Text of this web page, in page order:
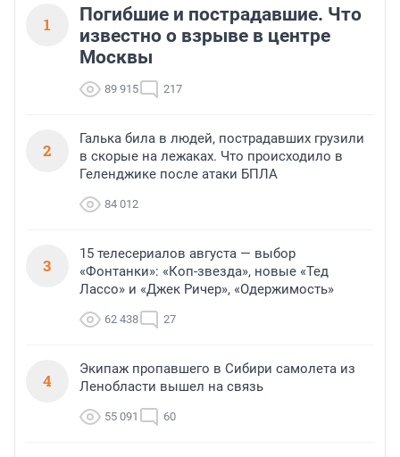
1
Погибшие и пострадавшие. Что
известно о взрыве в центре
Москвы
89 915 217
2
Галька била в людей, пострадавших грузили
в скорые на лежаках. Что происходило в
Геленджике после атаки БПЛА
84 012
3
15 телесериалов августа — выбор
«Фонтанки»: «Коп-звезда», новые «Тед
Лассо» и «Джек Ричер», «Одержимость»
62 438 27
4
Экипаж пропавшего в Сибири самолета из
Ленобласти вышел на связь
55 091 60